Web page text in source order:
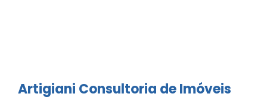
Artigiani Consultoria de Imóveis